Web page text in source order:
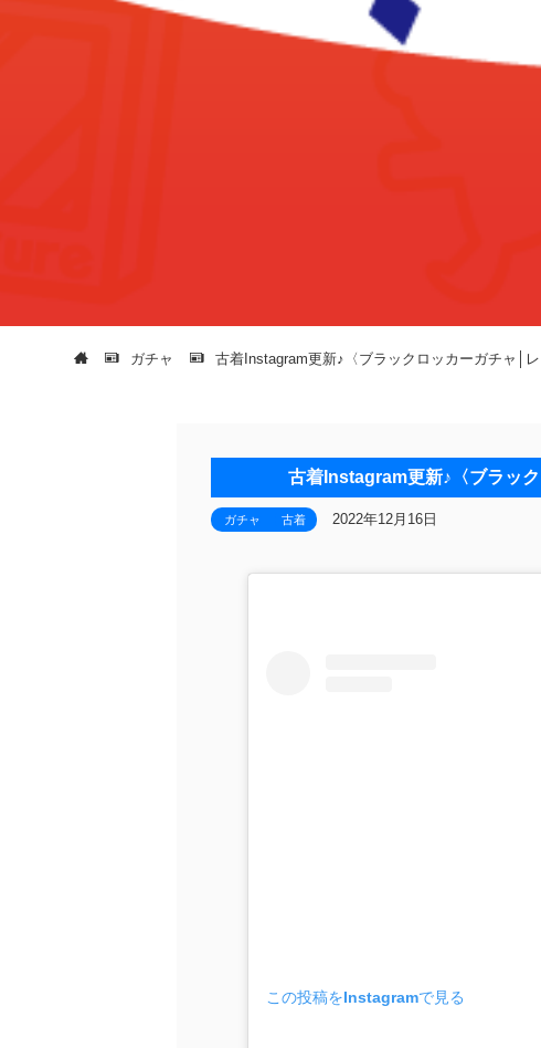
ガチャ 古着Instagram更新♪〈ブラックロッカーガチャ│レ
古着Instagram更新♪〈ブラッ
ガチャ 古着 2022年12月16日
この投稿をInstagramで見る